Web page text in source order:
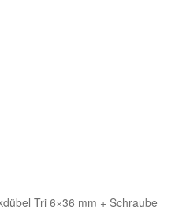
(EU)
Tri 6×36 mm + Schraube